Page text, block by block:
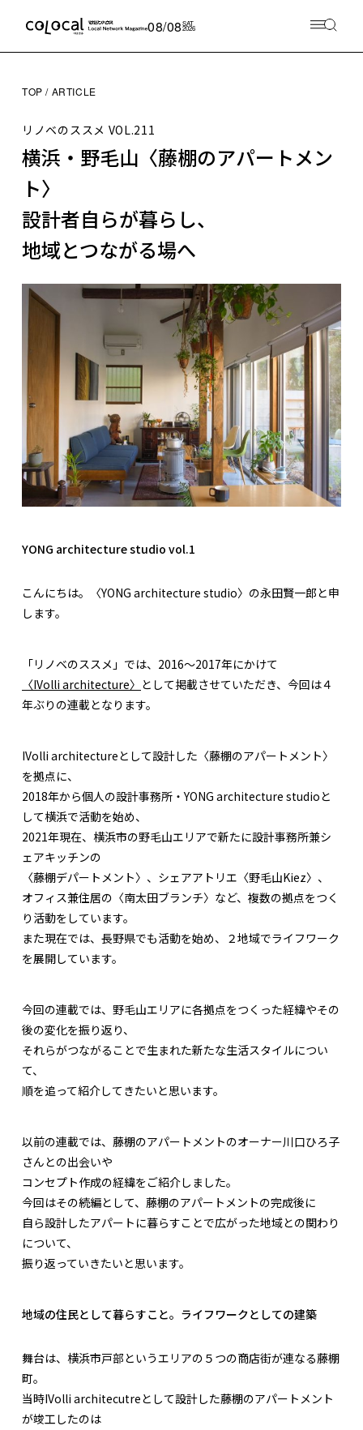
08/08SAT
2026
TOP ARTICLE
リノベのススメ VOL.211
横浜・野毛山〈藤棚のアパートメン
ト〉
設計者自らが暮らし、
地域とつながる場へ
YONG architecture studio vol.1
こんにちは。〈YONG architecture studio〉の永田賢一郎と申
します。
「リノベのススメ」では、2016〜2017年にかけて
〈IVolli architecture〉 として掲載させていただき、今回は４
年ぶりの連載となります。
IVolli architectureとして設計した〈藤棚のアパートメント〉
を拠点に、
2018年から個人の設計事務所・YONG architecture studioと
して横浜で活動を始め、
2021年現在、横浜市の野毛山エリアで新たに設計事務所兼シ
ェアキッチンの
〈藤棚デパートメント〉、シェアアトリエ〈野毛山Kiez〉、
オフィス兼住居の〈南太田ブランチ〉など、複数の拠点をつく
り活動をしています。
また現在では、長野県でも活動を始め、２地域でライフワーク
を展開しています。
今回の連載では、野毛山エリアに各拠点をつくった経緯やその
後の変化を振り返り、
それらがつながることで生まれた新たな生活スタイルについ
て、
順を追って紹介してきたいと思います。
以前の連載では、藤棚のアパートメントのオーナー川口ひろ子
さんとの出会いや
コンセプト作成の経緯をご紹介しました。
今回はその続編として、藤棚のアパートメントの完成後に
自ら設計したアパートに暮らすことで広がった地域との関わり
について、
振り返っていきたいと思います。
地域の住民として暮らすこと。ライフワークとしての建築
舞台は、横浜市戸部というエリアの５つの商店街が連なる藤棚
町。
当時IVolli architecutreとして設計した藤棚のアパートメント
が竣工したのは